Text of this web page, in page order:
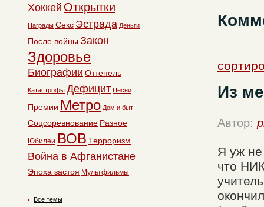
Из
Автор:
Я уж не
что
Хоккей Открытки
Награды Секс Эстрада Деньги
После войны Закон
Здоровье
Биографии Оттепель
Катастрофы Дефицит Песни
Премии Метро Дом и быт
Соцсоревнование Разное
Юбилеи ВОВ Терроризм
Война в Афганистане
Эпоха застоя Мультфильмы
Все темы